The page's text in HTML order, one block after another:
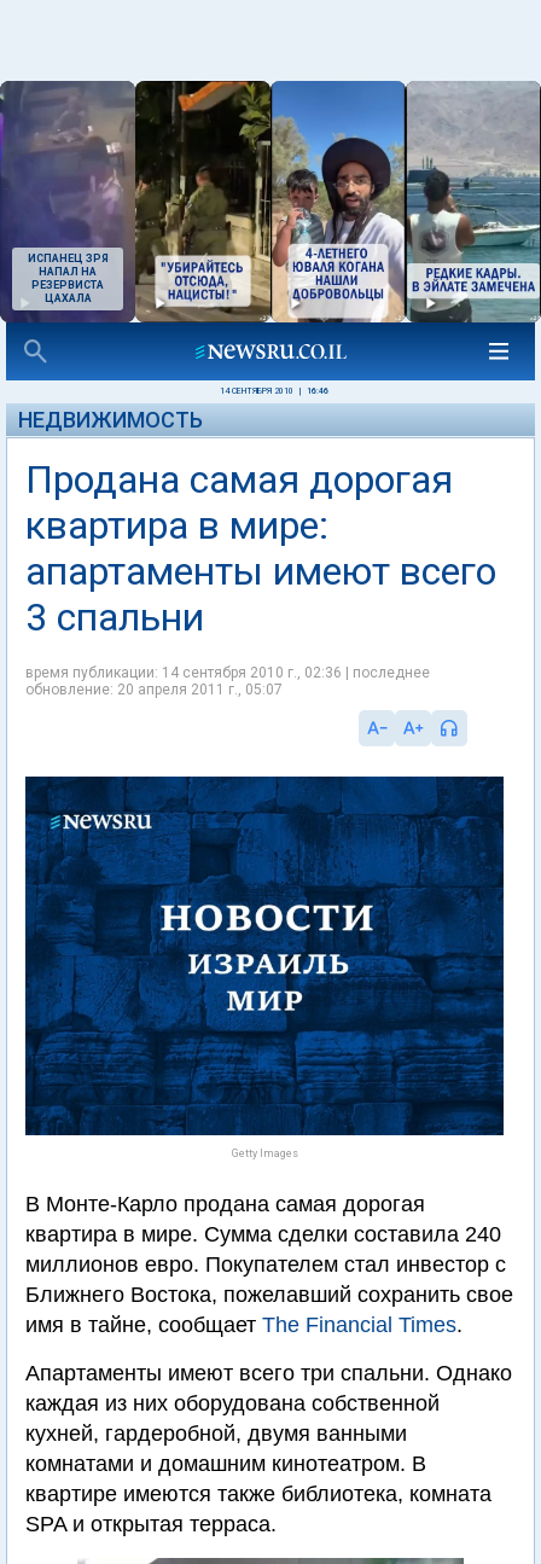
ИСПАНЕЦ ЗРЯ
НАПАЛ НА
РЕЗЕРВИСТА
ЦАХАЛА
14 СЕНТЯБРЯ 2010 16:46
НЕДВИЖИМОСТЬ
Продана самая дорогая
квартира в мире:
апартаменты имеют всего
3 спальни
время публикации: 14 сентября 2010 г., 02:36 | последнее
обновление: 20 апреля 2011 г., 05:07
Getty Images
В Монте-Карло продана самая дорогая
квартира в мире. Сумма сделки составила 240
миллионов евро. Покупателем стал инвестор с
Ближнего Востока, пожелавший сохранить свое
имя в тайне, сообщает The Financial Times.
Апартаменты имеют всего три спальни. Однако
каждая из них оборудована собственной
кухней, гардеробной, двумя ванными
комнатами и домашним кинотеатром. В
квартире имеются также библиотека, комната
SPA и открытая терраса.